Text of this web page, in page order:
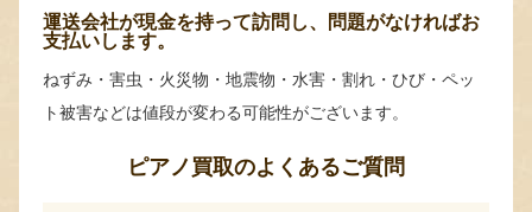
運送会社が現金を持って訪問し、問題がなければお
支払いします。
ねずみ・害虫・火災物・地震物・水害・割れ・ひび・ペッ
ト被害などは値段が変わる可能性がございます。
ピアノ買取のよくあるご質問